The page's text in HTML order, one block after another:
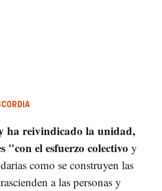
ha reivindicado la unidad,
"con el esfuerzo colectivo y
como se construyen las
a las personas y